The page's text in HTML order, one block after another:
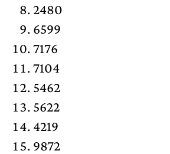
2480
6599
7176
7104
5462
5622
4219
9872